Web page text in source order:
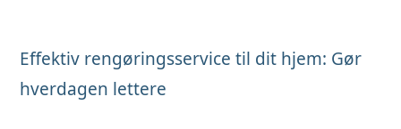
Effektiv rengøringsservice til dit hjem: Gør
hverdagen lettere